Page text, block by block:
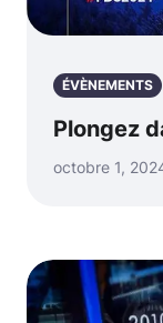
ÉVÈNEMENTS
Plongez
octobre 1,